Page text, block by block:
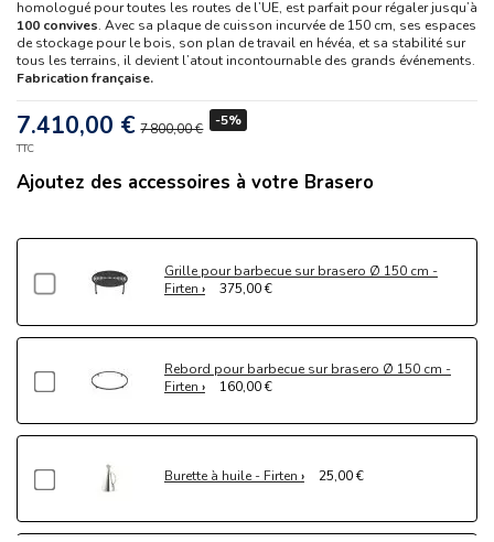
homologué pour toutes les routes de l’UE, est parfait pour régaler jusqu’à
100 convives. Avec sa plaque de cuisson incurvée de 150 cm, ses espaces
de stockage pour le bois, son plan de travail en hévéa, et sa stabilité sur
tous les terrains, il devient l’atout incontournable des grands événements.
Fabrication française.
7.410,00 € 7 800,00 € -5%
TTC
Ajoutez des accessoires à votre Brasero
Grille pour barbecue sur brasero Ø 150 cm -
Firten
375,00 €
Rebord pour barbecue sur brasero Ø 150 cm -
Firten
160,00 €
Burette à huile - Firten 25,00 €